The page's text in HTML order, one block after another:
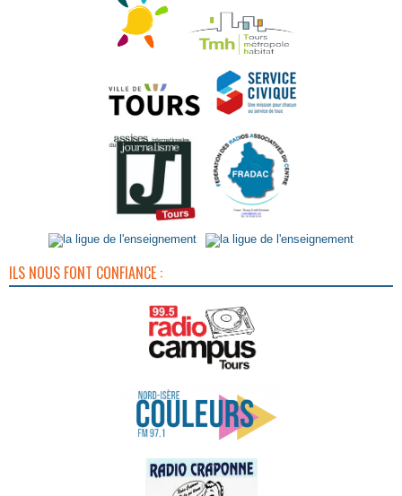
ILS NOUS FONT CONFIANCE :